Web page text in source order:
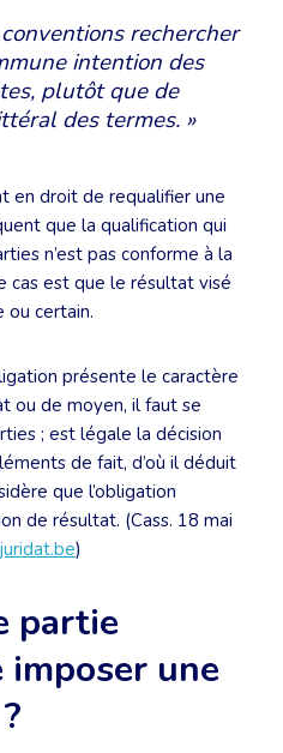
rechercher
intention des
plutôt que de
des termes. »
en droit de requalifier une
que la qualification qui
n’est pas conforme à la
cas est que le résultat visé
ou certain.
présente le caractère
ou de moyen, il faut se
; est légale la décision
de fait, d’où il déduit
que l’obligation
de résultat. (Cass. 18 mai
)
partie
une